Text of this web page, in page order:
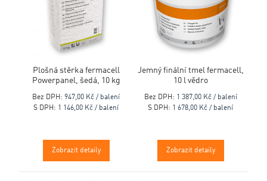
Plošná stěrka fermacell
Powerpanel, šedá, 10 kg
Bez DPH: 947,00 Kč / balení
S DPH: 1 146,00 Kč / balení
Zobrazit detaily
Jemný finální tmel fermacell,
10 l vědro
Bez DPH: 1 387,00 Kč / balení
S DPH: 1 678,00 Kč / balení
Zobrazit detaily